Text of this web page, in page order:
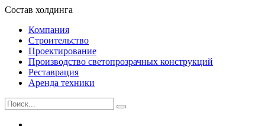
Состав холдинга
Компания
Строительство
Проектирование
Производство светопрозрачных конструкций
Реставрация
Аренда техники